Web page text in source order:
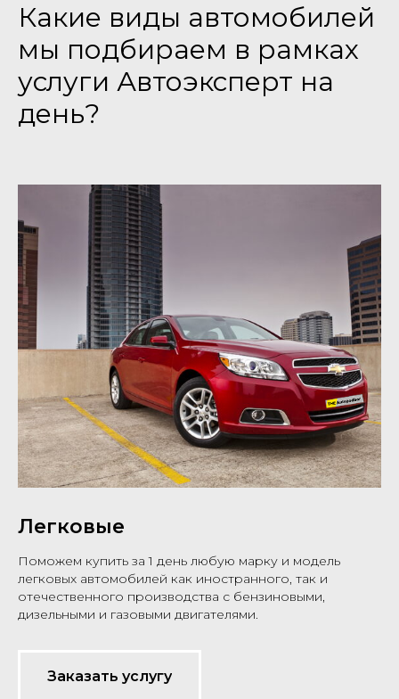
Какие виды автомобилей
мы подбираем в рамках
услуги Автоэксперт на
день?
Легковые
Поможем купить за 1 день любую марку и модель
легковых автомобилей как иностранного, так и
отечественного производства с бензиновыми,
дизельными и газовыми двигателями.
Заказать услугу